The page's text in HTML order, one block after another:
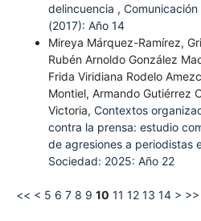
delincuencia ,
(2017): Año 14
Mireya Márquez-Ramírez,
Rubén Arnoldo González
Frida Viridiana Rodelo
Montiel, Armando Gutiérrez
Victoria, Contextos
contra la prensa: estudio
de agresiones a periodistas
Sociedad: 2025: Año 22
<< < 5 6 7 8 9 10 11 12 13 14 > >>